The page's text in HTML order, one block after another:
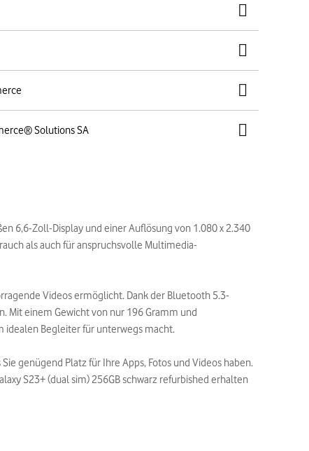
Solutions SA
6,6-Zoll-Display und einer Auflösung von 1.080 x 2.340
als auch für anspruchsvolle Multimedia-
Videos ermöglicht. Dank der Bluetooth 5.3-
Mit einem Gewicht von nur 196 Gramm und
idealen Begleiter für unterwegs macht.
genügend Platz für Ihre Apps, Fotos und Videos haben.
S23+ (dual sim) 256GB schwarz refurbished erhalten